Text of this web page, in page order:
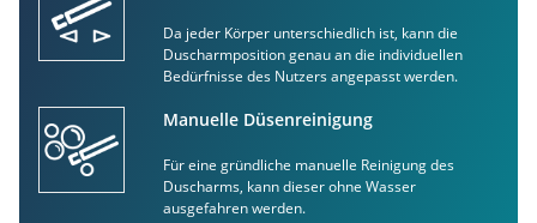
Da jeder Körper unterschiedlich ist, kann die
Duscharmposition genau an die individuellen
Bedürfnisse des Nutzers angepasst werden.
Manuelle Düsenreinigung
Für eine gründliche manuelle Reinigung des
Duscharms, kann dieser ohne Wasser
ausgefahren werden.